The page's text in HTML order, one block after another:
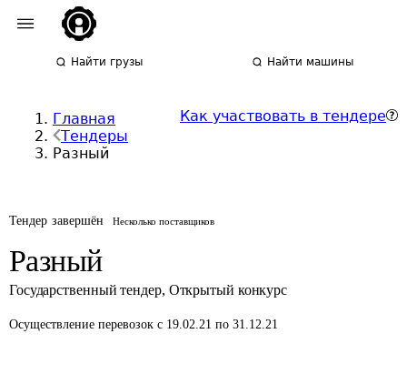
Найти грузы Найти машины
Главная
Тендеры
Разный
Как участвовать в тендере
Тендер завершён Несколько поставщиков
Разный
Государственный тендер, Открытый конкурс
Осуществление перевозок с 19.02.21 по 31.12.21